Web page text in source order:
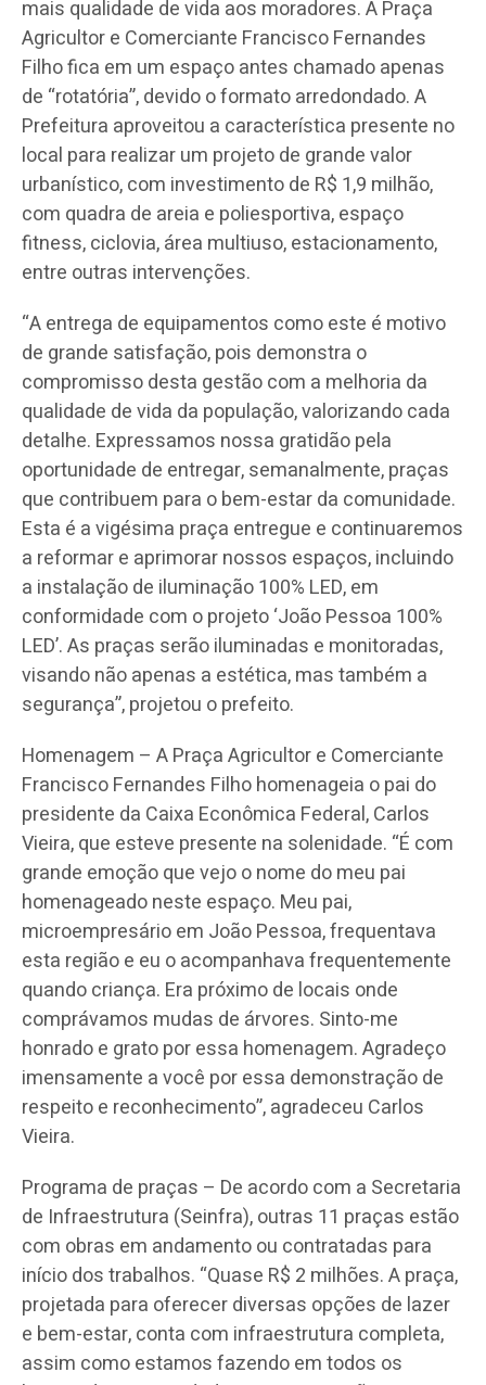
mais qualidade de vida aos moradores. A Praça
Agricultor e Comerciante Francisco Fernandes
Filho fica em um espaço antes chamado apenas
de “rotatória”, devido o formato arredondado. A
Prefeitura aproveitou a característica presente no
local para realizar um projeto de grande valor
urbanístico, com investimento de R$ 1,9 milhão,
com quadra de areia e poliesportiva, espaço
fitness, ciclovia, área multiuso, estacionamento,
entre outras intervenções.
“A entrega de equipamentos como este é motivo
de grande satisfação, pois demonstra o
compromisso desta gestão com a melhoria da
qualidade de vida da população, valorizando cada
detalhe. Expressamos nossa gratidão pela
oportunidade de entregar, semanalmente, praças
que contribuem para o bem-estar da comunidade.
Esta é a vigésima praça entregue e continuaremos
a reformar e aprimorar nossos espaços, incluindo
a instalação de iluminação 100% LED, em
conformidade com o projeto ‘João Pessoa 100%
LED’. As praças serão iluminadas e monitoradas,
visando não apenas a estética, mas também a
segurança”, projetou o prefeito.
Homenagem – A Praça Agricultor e Comerciante
Francisco Fernandes Filho homenageia o pai do
presidente da Caixa Econômica Federal, Carlos
Vieira, que esteve presente na solenidade. “É com
grande emoção que vejo o nome do meu pai
homenageado neste espaço. Meu pai,
microempresário em João Pessoa, frequentava
esta região e eu o acompanhava frequentemente
quando criança. Era próximo de locais onde
comprávamos mudas de árvores. Sinto-me
honrado e grato por essa homenagem. Agradeço
imensamente a você por essa demonstração de
respeito e reconhecimento”, agradeceu Carlos
Vieira.
Programa de praças – De acordo com a Secretaria
de Infraestrutura (Seinfra), outras 11 praças estão
com obras em andamento ou contratadas para
início dos trabalhos. “Quase R$ 2 milhões. A praça,
projetada para oferecer diversas opções de lazer
e bem-estar, conta com infraestrutura completa,
assim como estamos fazendo em todos os